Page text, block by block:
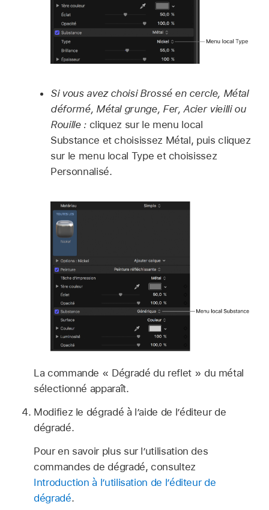
Si vous avez choisi Brossé en cercle, Métal
déformé, Métal grunge, Fer, Acier vieilli ou
Rouille :cliquez sur le menu local
Substance et choisissez Métal, puis cliquez
sur le menu local Type et choisissez
Personnalisé.
La commande « Dégradé du reflet » du métal
sélectionné apparaît.
Modifiez le dégradé à l’aide de l’éditeur de
dégradé.
Pour en savoir plus sur l’utilisation des
commandes de dégradé, consultez
Introduction à l’utilisation de l’éditeur de
dégradé.